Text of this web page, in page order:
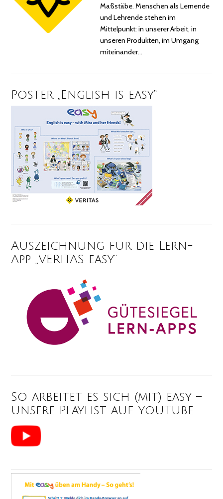
Maßstäbe. Menschen als Lernende
und Lehrende stehen im
Mittelpunkt: in unserer Arbeit, in
unseren Produkten, im Umgang
miteinander…
Poster „English is easy“
Auszeichnung für die Lern-
App „VERITAS easy“
So arbeitet es sich (mit) easy –
unsere Playlist auf YouTube